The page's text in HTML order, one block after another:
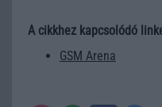
A cikkhez kapcsolódó
GSM Arena